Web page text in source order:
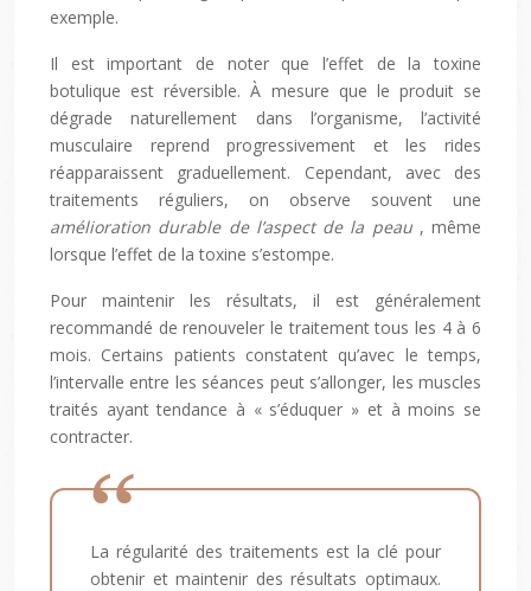
exemple.
Il est important de noter que l’effet de la toxine
botulique est réversible. À mesure que le produit se
dégrade naturellement dans l’organisme, l’activité
musculaire reprend progressivement et les rides
réapparaissent graduellement. Cependant, avec des
traitements réguliers, on observe souvent une
amélioration durable de l’aspect de la peau , même
lorsque l’effet de la toxine s’estompe.
Pour maintenir les résultats, il est généralement
recommandé de renouveler le traitement tous les 4 à 6
mois. Certains patients constatent qu’avec le temps,
l’intervalle entre les séances peut s’allonger, les muscles
traités ayant tendance à « s’éduquer » et à moins se
contracter.
La régularité des traitements est la clé pour
obtenir et maintenir des résultats optimaux.